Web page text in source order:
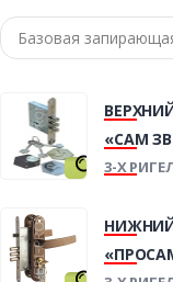
«САМ
3-Х